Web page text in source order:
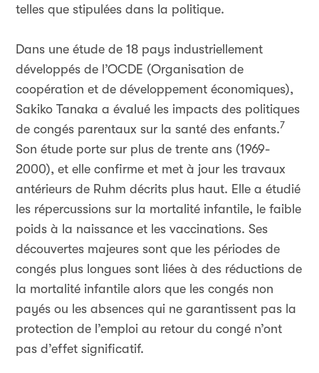
telles que stipulées dans la politique.
Dans une étude de 18 pays industriellement
développés de l’OCDE (Organisation de
coopération et de développement économiques),
Sakiko Tanaka a évalué les impacts des politiques
de congés parentaux sur la santé des enfants.7
Son étude porte sur plus de trente ans (1969-
2000), et elle confirme et met à jour les travaux
antérieurs de Ruhm décrits plus haut. Elle a étudié
les répercussions sur la mortalité infantile, le faible
poids à la naissance et les vaccinations. Ses
découvertes majeures sont que les périodes de
congés plus longues sont liées à des réductions de
la mortalité infantile alors que les congés non
payés ou les absences qui ne garantissent pas la
protection de l’emploi au retour du congé n’ont
pas d’effet significatif.